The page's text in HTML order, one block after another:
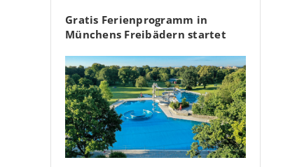
Gratis Ferienprogramm in
Münchens Freibädern startet